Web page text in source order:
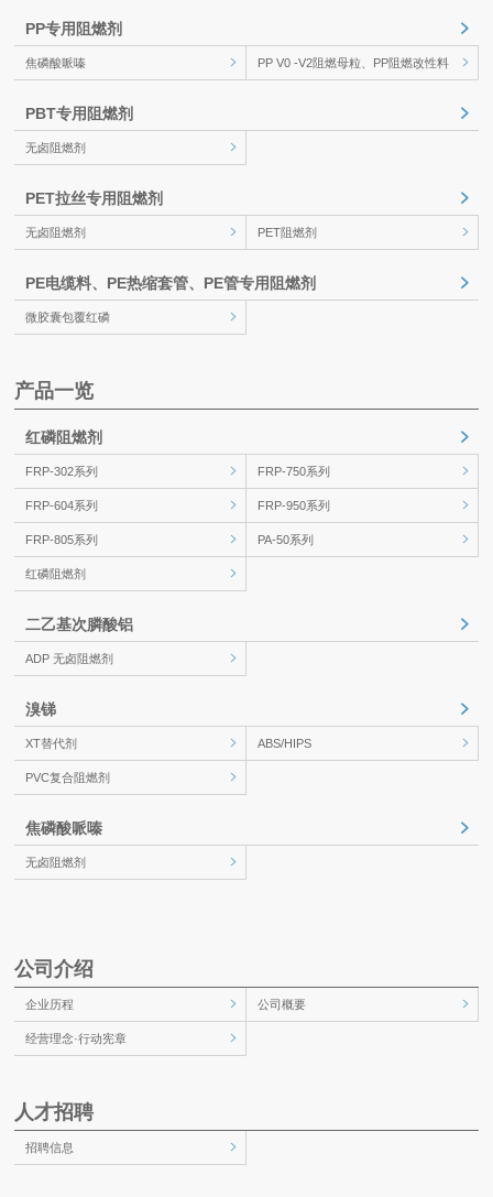
PP专用阻燃剂
焦磷酸哌嗪 PP V0 -V2阻燃母粒、PP阻燃改性料
PBT专用阻燃剂
无卤阻燃剂
PET拉丝专用阻燃剂
无卤阻燃剂 PET阻燃剂
PE电缆料、PE热缩套管、PE管专用阻燃剂
微胶囊包覆红磷
产品一览
红磷阻燃剂
FRP-302系列 FRP-750系列
FRP-604系列 FRP-950系列
FRP-805系列 PA-50系列
红磷阻燃剂
二乙基次膦酸铝
ADP 无卤阻燃剂
溴锑
XT替代剂 ABS/HIPS
PVC复合阻燃剂
焦磷酸哌嗪
无卤阻燃剂
公司介绍
企业历程 公司概要
经营理念·行动宪章
人才招聘
招聘信息